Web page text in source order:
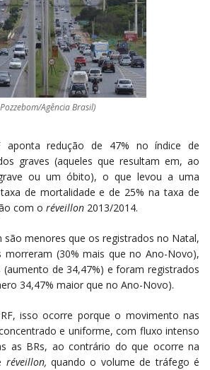
Agência Brasil)
aponta redução de 47% no índice de
graves (aqueles que resultam em, ao
ou um óbito), o que levou a uma
de mortalidade e de 25% na taxa de
com o réveillon 2013/2014.
menores que os registrados no Natal,
morreram (30% mais que no Ano-Novo),
(aumento de 34,47%) e foram registrados
34,47% maior que no Ano-Novo).
isso ocorre porque o movimento nas
e uniforme, com fluxo intenso
as BRs, ao contrário do que ocorre na
réveillon,quando o volume de tráfego é